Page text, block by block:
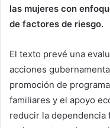
las mujeres con
de factores de riesgo.
El texto prevé una
acciones
promoción de
familiares y el apoyo
reducir la dependencia